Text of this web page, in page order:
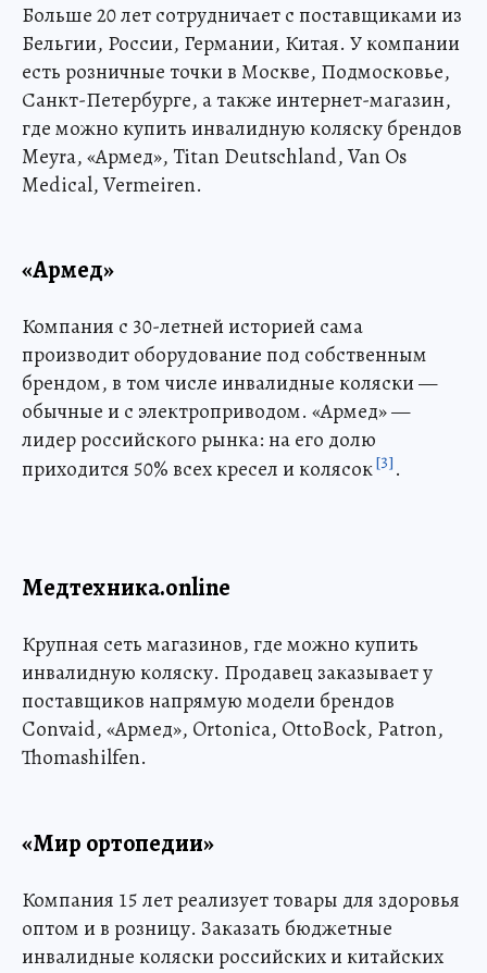
Больше 20 лет сотрудничает с поставщиками из
Бельгии, России, Германии, Китая. У компании
есть розничные точки в Москве, Подмосковье,
Санкт-Петербурге, а также интернет-магазин,
где можно купить инвалидную коляску брендов
Meyra, «Армед», Titan Deutschland, Van Os
Medical, Vermeiren.
«Армед»
Компания с 30-летней историей сама
производит оборудование под собственным
брендом, в том числе инвалидные коляски —
обычные и с электроприводом. «Армед» —
лидер российского рынка: на его долю
приходится 50% всех кресел и колясок[3].
Медтехника.online
Крупная сеть магазинов, где можно купить
инвалидную коляску. Продавец заказывает у
поставщиков напрямую модели брендов
Convaid, «Армед», Ortonica, OttoBock, Patron,
Thomashilfen.
«Мир ортопедии»
Компания 15 лет реализует товары для здоровья
оптом и в розницу. Заказать бюджетные
инвалидные коляски российских и китайских